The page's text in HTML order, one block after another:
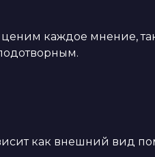
каждое мнение,
как внешний вид